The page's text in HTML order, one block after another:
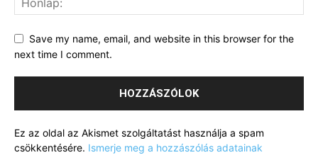
Save my name, email, and website in this browser for the
next time I comment.
Ez az oldal az Akismet szolgáltatást használja a spam
csökkentésére. Ismerje meg a hozzászólás adatainak